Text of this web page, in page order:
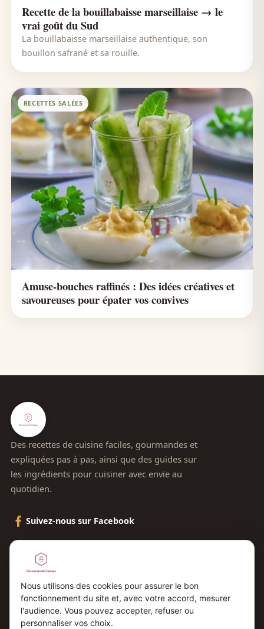
Recette de la bouillabaisse marseillaise → le
vrai goût du Sud
La bouillabaisse marseillaise authentique, son
bouillon safrané et sa rouille.
RECETTES SALÉES
Amuse-bouches raffinés : Des idées créatives et
savoureuses pour épater vos convives
Des recettes de cuisine faciles, gourmandes et
expliquées pas à pas, ainsi que des guides sur
les ingrédients pour cuisiner avec envie au
quotidien.
Suivez-nous sur Facebook
Le blog
Plan du site
Mentions légales
Nous utilisons des cookies pour assurer le bon
fonctionnement du site et, avec votre accord, mesurer
l'audience. Vous pouvez accepter, refuser ou
personnaliser vos choix.